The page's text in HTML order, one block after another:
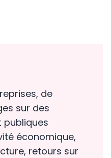
de
sur des
publiques
économique,
retours sur